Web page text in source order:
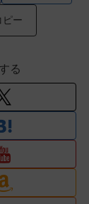
ピー
る